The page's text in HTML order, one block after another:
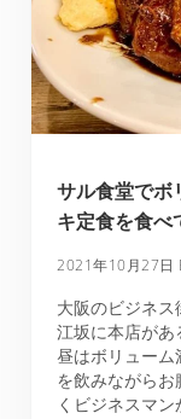
サル食堂でボ
キ定食を食べ
2021年10月27日
大阪のビジネス
江坂に本店があ
昼はボリュー
を飲みながら
くビジネスマ